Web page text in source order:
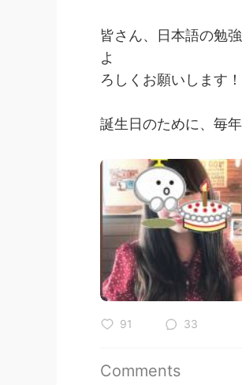
皆さん、日本語の勉
よ
ろしくお願いします
誕生日のために、毎
91 33
Comments